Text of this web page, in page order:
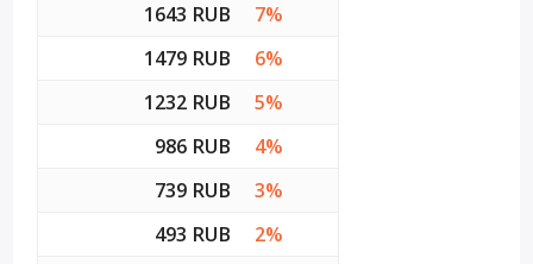
1643 RUB
7%
1479 RUB
6%
1232 RUB
5%
986 RUB
4%
739 RUB
3%
493 RUB
2%